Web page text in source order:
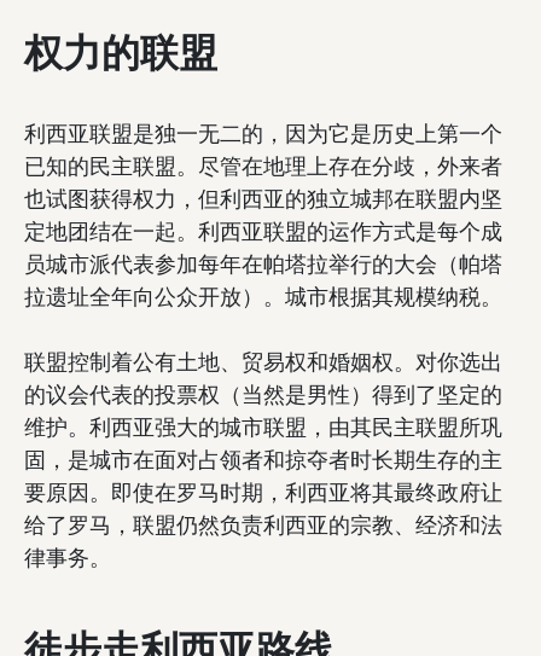
权力的联盟
利西亚联盟是独一无二的，因为它是历史上第一个
已知的民主联盟。尽管在地理上存在分歧，外来者
也试图获得权力，但利西亚的独立城邦在联盟内坚
定地团结在一起。利西亚联盟的运作方式是每个成
员城市派代表参加每年在帕塔拉举行的大会（帕塔
拉遗址全年向公众开放）。城市根据其规模纳税。
联盟控制着公有土地、贸易权和婚姻权。对你选出
的议会代表的投票权（当然是男性）得到了坚定的
维护。利西亚强大的城市联盟，由其民主联盟所巩
固，是城市在面对占领者和掠夺者时长期生存的主
要原因。即使在罗马时期，利西亚将其最终政府让
给了罗马，联盟仍然负责利西亚的宗教、经济和法
律事务。